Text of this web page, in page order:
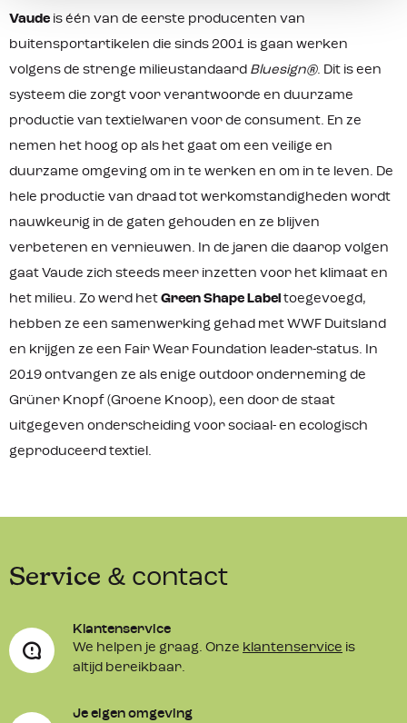
Polyester Grondzeil: 100% Nylon 30D
Ripstop PU coating 3000mm
Vaude is één van de eerste producenten van
buitensportartikelen die sinds 2001 is gaan werken
volgens de strenge milieustandaard Bluesign®. Dit is een
systeem die zorgt voor verantwoorde en duurzame
productie van textielwaren voor de consument. En ze
nemen het hoog op als het gaat om een veilige en
duurzame omgeving om in te werken en om in te leven. De
hele productie van draad tot werkomstandigheden wordt
nauwkeurig in de gaten gehouden en ze blijven
verbeteren en vernieuwen. In de jaren die daarop volgen
gaat Vaude zich steeds meer inzetten voor het klimaat en
het milieu. Zo werd het Green Shape Label toegevoegd,
hebben ze een samenwerking gehad met WWF Duitsland
en krijgen ze een Fair Wear Foundation leader-status. In
2019 ontvangen ze als enige outdoor onderneming de
Grüner Knopf (Groene Knoop), een door de staat
uitgegeven onderscheiding voor sociaal- en ecologisch
geproduceerd textiel.
Service & contact
Klantenservice
We helpen je graag. Onze klantenservice is
altijd bereikbaar.
Je eigen omgeving